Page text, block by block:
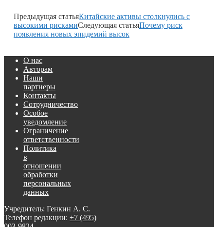
Предыдущая статьяКитайские активы столкнулись с
высокими рискамиСледующая статьяПочему риск
появления новых эпидемий высок
О нас
Авторам
Наши
партнеры
Контакты
Сотрудничество
Особое
уведомление
Ограничение
ответственности
Политика
в
отношении
обработки
персональных
данных
Учредитель: Генкин А. С.
Телефон редакции: +7 (495)